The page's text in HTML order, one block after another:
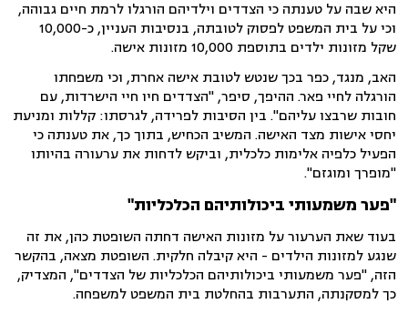
היא שבה על טענתה כי הצדדים וילדיהם הורגלו לרמת חיים גבוהה,
וכי על בית המשפט לפסוק לטובתה, בנסיבות העניין, כ-10,000
שקל מזונות ילדים בתוספת 10,000 מזונות אישה.
האב, מנגד, כפר בכך שנטש לטובת אישה אחרת, וכי משפחתו
הורגלה לחיי פאר. ההיפך, סיפר, "הצדדים חיו חיי הישרדות, עם
חובות שרבצו עליהם". בין הסיבות לפרידה, לגרסתו: קללות ומניעת
יחסי אישות מצד האישה. המשיב הכחיש, בתוך כך, את טענתה כי
הפעיל כלפיה אלימות כלכלית, וביקש לדחות את ערעורה בהיותו
"מופרך ומוגזם".
"פער משמעותי ביכולותיהם הכלכליות"
בעוד שאת הערעור על מזונות האישה דחתה השופטת כהן, את זה
שנגע למזונות הילדים - היא קיבלה חלקית. השופטת מצאה, בהקשר
הזה, "פער משמעותי ביכולותיהם הכלכליות של הצדדים", המצדיק,
כך למסקנתה, התערבות בהחלטת בית המשפט למשפחה.